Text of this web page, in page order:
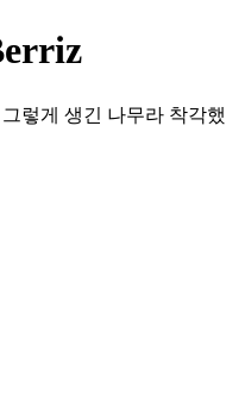
렇게 생긴 나무라 착각